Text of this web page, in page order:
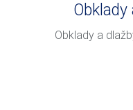
Obklady a